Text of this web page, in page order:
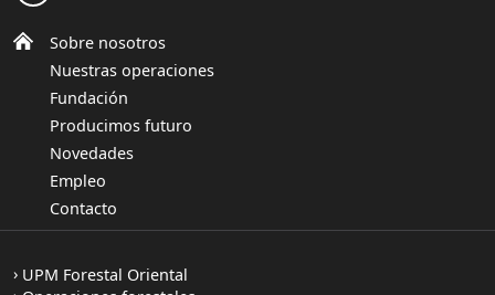
Sobre nosotros
Nuestras operaciones
Fundación
Producimos futuro
Novedades
Empleo
Contacto
UPM Forestal Oriental